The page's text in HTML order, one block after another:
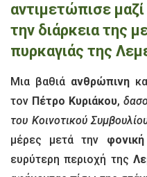
αντιμετώπισε
την διάρκεια της
πυρκαγιάς της
Μια βαθιά ανθρώπινη
τον Πέτρο Κυριάκου,
του Κοινοτικού
μέρες μετά την
ευρύτερη περιοχή της